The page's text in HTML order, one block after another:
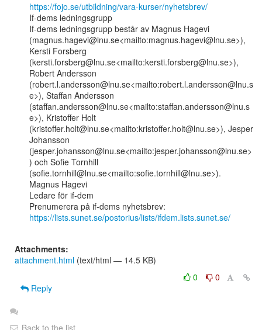
https://fojo.se/utbildning/vara-kurser/nyhetsbrev/
If-dems ledningsgrupp
If-dems ledningsgrupp består av Magnus Hagevi
(magnus.hagevi@lnu.se<mailto:magnus.hagevi@lnu.se>),
Kersti Forsberg
(kersti.forsberg@lnu.se<mailto:kersti.forsberg@lnu.se>),
Robert Andersson
(robert.l.andersson@lnu.se<mailto:robert.l.andersson@lnu.s
e>), Staffan Andersson
(staffan.andersson@lnu.se<mailto:staffan.andersson@lnu.s
e>), Kristoffer Holt
(kristoffer.holt@lnu.se<mailto:kristoffer.holt@lnu.se>), Jesper
Johansson
(jesper.johansson@lnu.se<mailto:jesper.johansson@lnu.se>
) och Sofie Tornhill
(sofie.tornhill@lnu.se<mailto:sofie.tornhill@lnu.se>).
Magnus Hagevi
Ledare för if-dem
https://lists.sunet.se/postorius/lists/ifdem.lists.sunet.se/
Attachments:
attachment.html (text/html — 14.5 KB)
0
0
Reply
Back to the list